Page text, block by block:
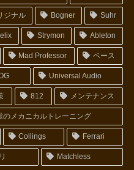
ジナル Bogner Suhr
Strymon Ableton
Mad Professor ベース
Universal Audio
812 メンテナンス
のメカニカルトレーニング
Collings Ferrari
Matchless